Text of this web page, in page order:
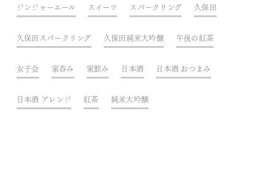
ジンジャーエール スイーツ スパークリング 久保田
久保田スパークリング 久保田純米大吟醸 午後の紅茶
女子会 家呑み 家飲み 日本酒 日本酒 おつまみ
日本酒 アレンジ 紅茶 純米大吟醸